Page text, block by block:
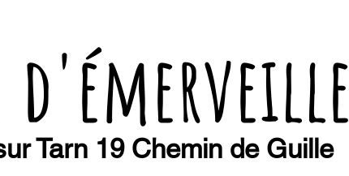
Tarn 19 Chemin de Guille